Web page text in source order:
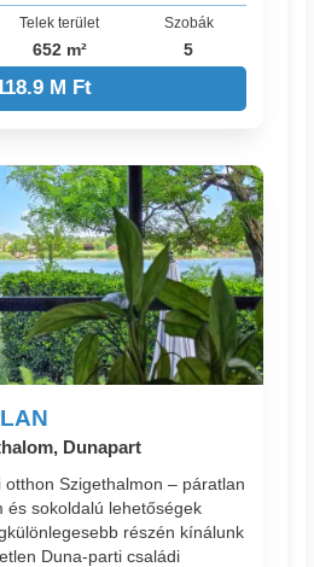
Telek terület
652 m²
Szobák
5
M Ft
Dunapart
Szigethalmon – páratlan
és sokoldalú lehetőségek
részén kínálunk
Duna-parti családi